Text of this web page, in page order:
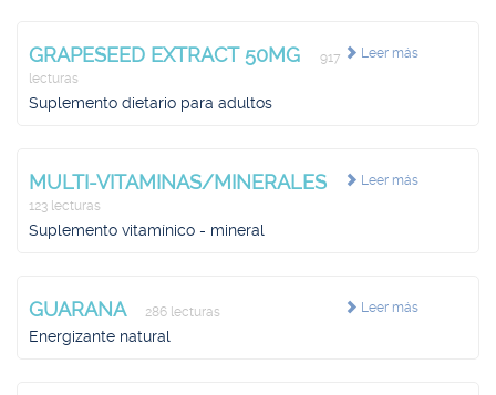
Leer más
GRAPESEED EXTRACT 50MG
917
lecturas
Suplemento dietario para adultos
Leer más
MULTI-VITAMINAS/MINERALES
123 lecturas
Suplemento vitamínico - mineral
Leer más
GUARANA 286 lecturas
Energizante natural